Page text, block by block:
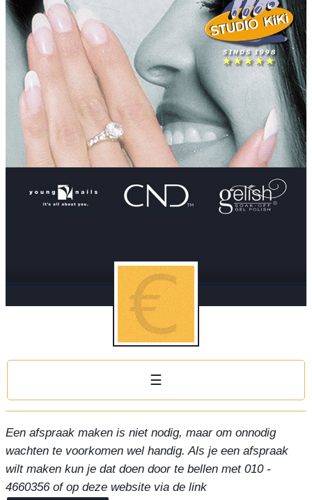
☰
Een afspraak maken is niet nodig, maar om onnodig
wachten te voorkomen wel handig. Als je een afspraak
wilt maken kun je dat doen door te bellen met 010 -
4660356 of op deze website via de link